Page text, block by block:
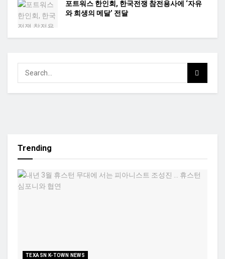
포트워스 한인회, 한국전쟁 참전용사에 ‘자유
와 희생의 메달’ 전달
Trending
TEXASN K-TOWN NEWS